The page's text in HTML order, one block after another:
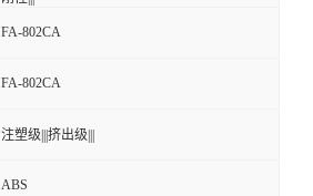
FA-802CA
FA-802CA
注塑级|||挤出级|||
ABS